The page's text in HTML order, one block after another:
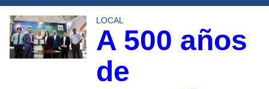
LOCAL
A 500 años
de